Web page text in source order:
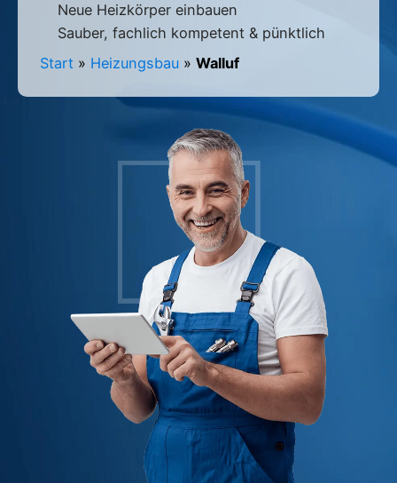
Neue Heizkörper einbauen
Sauber, fachlich kompetent & pünktlich
Start » Heizungsbau » Walluf